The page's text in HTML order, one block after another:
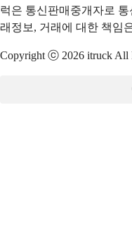
럭은 통신판매중개자로
래정보, 거래에 대한 책임
Copyright ⓒ 2026 itruck All